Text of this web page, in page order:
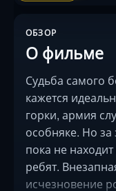
ОБЗОР
О фильме
Судьба самого
кажется
горки, армия
особняке. Но
пока не
ребят.
исчезновение